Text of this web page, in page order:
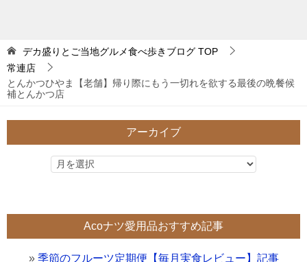
デカ盛りとご当地グルメ食べ歩きブログ TOP
常連店
とんかつひやま【老舗】帰り際にもう一切れを欲する最後の晩餐候
補とんかつ店
アーカイブ
Acoナツ愛用品おすすめ記事
» 季節のフルーツ定期便【毎月実食レビュー】記事